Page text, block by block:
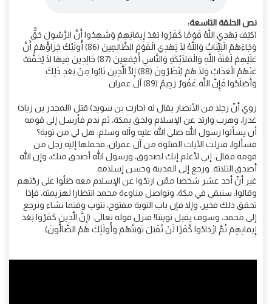
نص الحلقة التاسعة:
(كيْفَ يَهْدِي اللَّهُ قَوْمًا كَفَرُوا بَعْدَ إِيمَانِهِمْ وَشَهِدُوا أَنَّ الرَّسُولَ حَقٌّ
وَجَاءَهُمُ الْبَيِّنَاتُ وَاللَّهُ لَا يَهْدِي الْقَوْمَ الظَّالِمِينَ (86) أُولَئِكَ جَزَاؤُهُمْ أَنَّ
عَلَيْهِمْ لَعْنَةَ اللَّهِ وَالْمَلَائِكَةِ وَالنَّاسِ أَجْمَعِينَ (87) خَالِدِينَ فِيهَا لَا يُخَفَّفُ
عَنْهُمُ الْعَذَابُ وَلَا هُمْ يُنْظَرُونَ (88) إِلَّا الَّذِينَ تَابُوا مِنْ بَعْدِ ذَلِكَ
وَأَصْلَحُوا فَإِنَّ اللَّهَ غَفُورٌ رَحِيمٌ (89) آل عمران
روي أنّ رجلا من الأنصار يقال له (حارث بن سويد) قتل (المجدر بن زياد)
غدرا، وهرب وارتد عن الإسلام ولحق بمكة، ثم ندم فأرسل إلى قومه
أن يسألوا رسول الله صلى الله عليه وآله وسلم: هل لي من توبة؟
فسألوا، فنزلت الآيات المتلوة من آل عمران، فحملها إليه رجل من
قومه فقال: إني لأعلم إنك لصدوق، ورسول الله أصدق منك، وإن الله
أصدق الثلاثة. ورجع إلى المدينة وحسن إسلامه.
غير أنّ أحد عشر شخصا ممّن ارتدُوا عن الإسلام معه ظلُوا على ردّتهم
وقالوا: سنبقى في مكة، ونواصل مناوءة محمد انتظارا لهزيمته، فإذا
تحقق ذلك فخير، وإلا فإن باب التوبة مفتوح، نتوب وقتما نشاء ونرجع
إلى محمد، وسوف يقبل توبتنا! فنزل قوله تعالى: (إِنَّ الَّذِينَ كَفَرُوا بَعْدَ
إِيمَانِهِمْ ثُمَّ ازْدَادُوا كُفْرًا لَنْ تُقْبَلَ تَوْبَتُهُمْ وَأُولَئِكَ هُمُ الضَّالُّونَ).